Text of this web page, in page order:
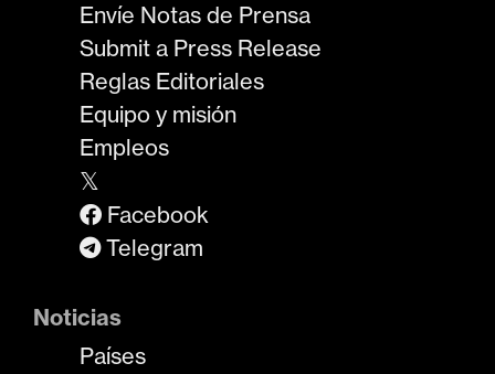
Envíe Notas de Prensa
Submit a Press Release
Reglas Editoriales
Equipo y misión
Empleos
𝕏
Facebook
Telegram
Noticias
Países